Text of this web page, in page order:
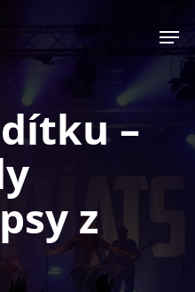
Jump to
–
z